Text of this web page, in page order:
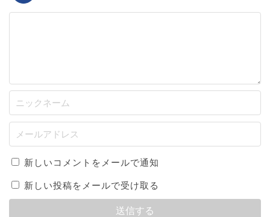
新しいコメントをメールで通知
新しい投稿をメールで受け取る